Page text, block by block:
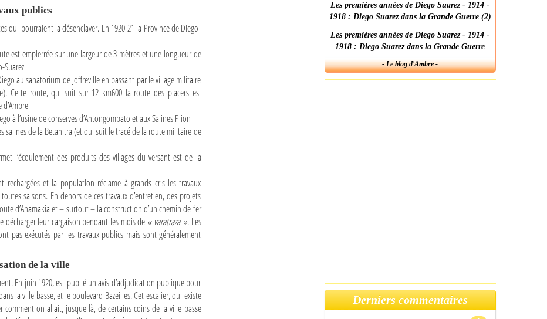
publics
qui pourraient la désenclaver. En 1920-21 la Province de Diego-
est empierrée sur une largeur de 3 mètres et une longueur de
Suarez
au sanatorium de Joffreville en passant par le village militaire
Cette route, qui suit sur 12 km600 la route des placers est
à l’usine de conserves d’Antongombato et aux Salines Plion
salines de la Betahitra (et qui suit le tracé de la route militaire de
l’écoulement des produits des villages du versant est de la
rechargées et la population réclame à grands cris les travaux
saisons. En dehors de ces travaux d’entretien, des projets
d’Anamakia et – surtout – la construction d’un chemin de fer
décharger leur cargaison pendant les mois de « varatraza ». Les
pas exécutés par les travaux publics mais sont généralement
de la ville
En juin 1920, est publié un avis d’adjudication publique pour
la ville basse, et le boulevard Bazeilles. Cet escalier, qui existe
comment on allait, jusque là, de certains coins de la ville basse
Les premières années de Diego Suarez - 1914 -
1918 : Diego Suarez dans la Grande Guerre (2)
Les premières années de Diego Suarez - 1914 -
1918 : Diego Suarez dans la Grande Guerre
- Le blog d'Ambre -
Derniers commentaires